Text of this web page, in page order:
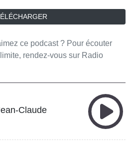
rendez-vous sur Radio
Claude